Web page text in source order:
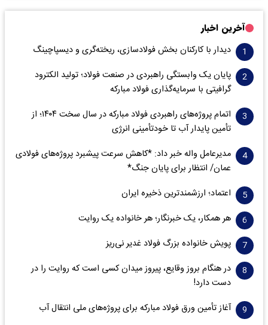
آخرین اخبار
دیدار با کارکنان بخش فولادسازی، ریخته‌گری و دیسپاچینگ
پایان یک وابستگی راهبردی در صنعت فولاد؛ تولید الکترود
گرافیتی با سرمایه‌گذاری فولاد مبارکه
اتمام پروژه‌های راهبردی فولاد مبارکه در سال سخت ۱۴۰۴؛ از
تأمین پایدار آب تا خودتأمینی انرژی
مدیرعامل واله خبر داد: *کاهش سرعت پیشبرد پروژه‌های فولادی
عمان/ انتظار برای پایان جنگ*
اعتماد؛ ارزشمندترین ذخیره ایران
هر همکار، یک خبرنگار؛ هر خانواده یک روایت
پویش خانواده بزرگ فولاد غدیر نی‌ریز
در هنگام بروز وقایع، پیروز میدان کسی است که روایت را در
دست دارد!
آغاز تأمین ورق فولاد مبارکه برای پروژه‌های ملی انتقال آب